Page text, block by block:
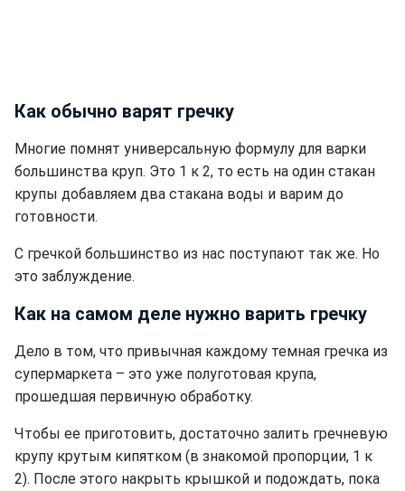
Как обычно варят гречку
Многие помнят универсальную формулу для варки
большинства круп. Это 1 к 2, то есть на один стакан
крупы добавляем два стакана воды и варим до
готовности.
С гречкой большинство из нас поступают так же. Но
это заблуждение.
Как на самом деле нужно варить гречку
Дело в том, что привычная каждому темная гречка из
супермаркета – это уже полуготовая крупа,
прошедшая первичную обработку.
Чтобы ее приготовить, достаточно залить гречневую
крупу крутым кипятком (в знакомой пропорции, 1 к
2). После этого накрыть крышкой и подождать, пока